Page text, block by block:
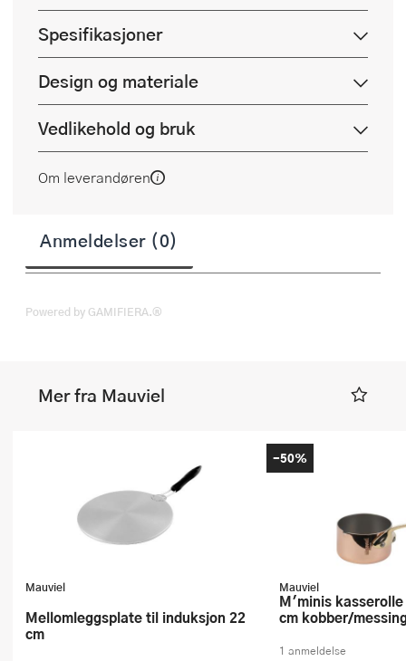
Spesifikasjoner
Design og materiale
Vedlikehold og bruk
Om leverandøren
Anmeldelser (0)
Powered by GAMIFIERA.®
Mer fra Mauviel
Mauviel
Mellomleggsplate til induksjon 22
cm
Mauviel
M'minis kasserolle med tut 5 cl 5
cm kobber/
1 anmeldelse
-50%